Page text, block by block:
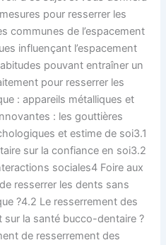
pour resserrer les
communes de l’espacement
influençant l’espacement
pouvant entraîner un
pour resserrer les
: appareils métalliques et
: les gouttières
et estime de soi3.1
sur la confiance en soi3.2
sociales4 Foire aux
resserrer les dents sans
?4.2 Le resserrement des
la santé bucco-dentaire ?
de resserrement des